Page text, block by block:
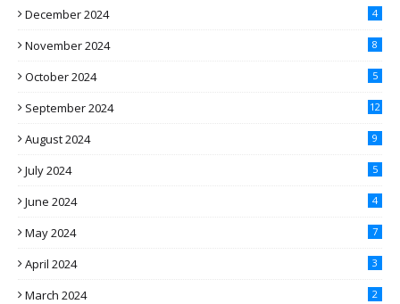
December 2024 4
November 2024 8
October 2024 5
September 2024 12
August 2024 9
July 2024 5
June 2024 4
May 2024 7
April 2024 3
March 2024 2